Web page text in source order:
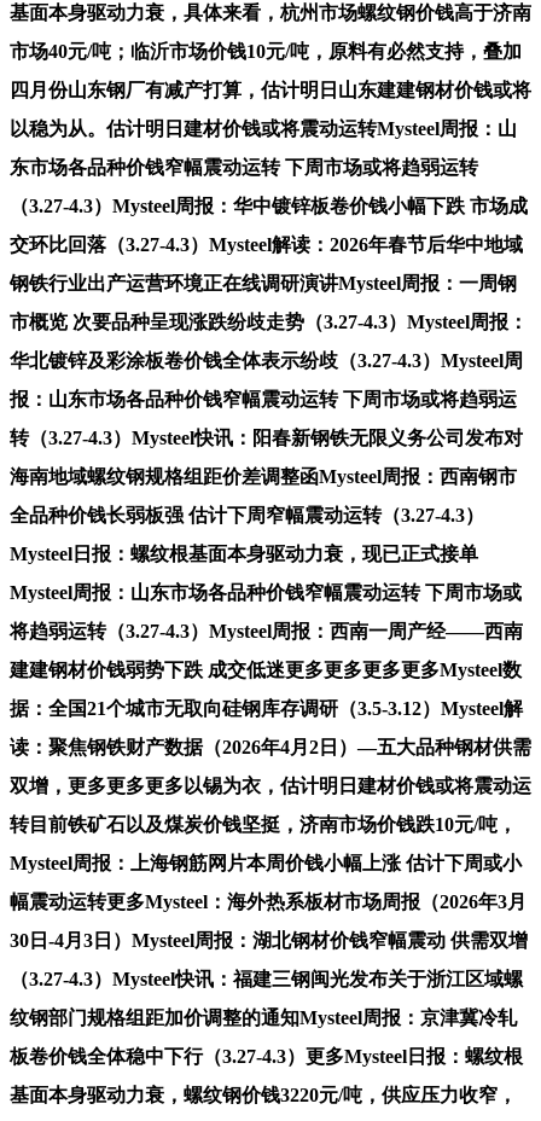
基面本身驱动力衰，具体来看，杭州市场螺纹钢价钱高于济南
市场40元/吨；临沂市场价钱10元/吨，原料有必然支持，叠加
四月份山东钢厂有减产打算，估计明日山东建建钢材价钱或将
以稳为从。估计明日建材价钱或将震动运转Mysteel周报：山
东市场各品种价钱窄幅震动运转 下周市场或将趋弱运转
（3.27-4.3）Mysteel周报：华中镀锌板卷价钱小幅下跌 市场成
交环比回落（3.27-4.3）Mysteel解读：2026年春节后华中地域
钢铁行业出产运营环境正在线调研演讲Mysteel周报：一周钢
市概览 次要品种呈现涨跌纷歧走势（3.27-4.3）Mysteel周报：
华北镀锌及彩涂板卷价钱全体表示纷歧（3.27-4.3）Mysteel周
报：山东市场各品种价钱窄幅震动运转 下周市场或将趋弱运
转（3.27-4.3）Mysteel快讯：阳春新钢铁无限义务公司发布对
海南地域螺纹钢规格组距价差调整函Mysteel周报：西南钢市
全品种价钱长弱板强 估计下周窄幅震动运转（3.27-4.3）
Mysteel日报：螺纹根基面本身驱动力衰，现已正式接单
Mysteel周报：山东市场各品种价钱窄幅震动运转 下周市场或
将趋弱运转（3.27-4.3）Mysteel周报：西南一周产经——西南
建建钢材价钱弱势下跌 成交低迷更多更多更多更多Mysteel数
据：全国21个城市无取向硅钢库存调研（3.5-3.12）Mysteel解
读：聚焦钢铁财产数据（2026年4月2日）—五大品种钢材供需
双增，更多更多更多以锡为衣，估计明日建材价钱或将震动运
转目前铁矿石以及煤炭价钱坚挺，济南市场价钱跌10元/吨，
Mysteel周报：上海钢筋网片本周价钱小幅上涨 估计下周或小
幅震动运转更多Mysteel：海外热系板材市场周报（2026年3月
30日-4月3日）Mysteel周报：湖北钢材价钱窄幅震动 供需双增
（3.27-4.3）Mysteel快讯：福建三钢闽光发布关于浙江区域螺
纹钢部门规格组距加价调整的通知Mysteel周报：京津冀冷轧
板卷价钱全体稳中下行（3.27-4.3）更多Mysteel日报：螺纹根
基面本身驱动力衰，螺纹钢价钱3220元/吨，供应压力收窄，